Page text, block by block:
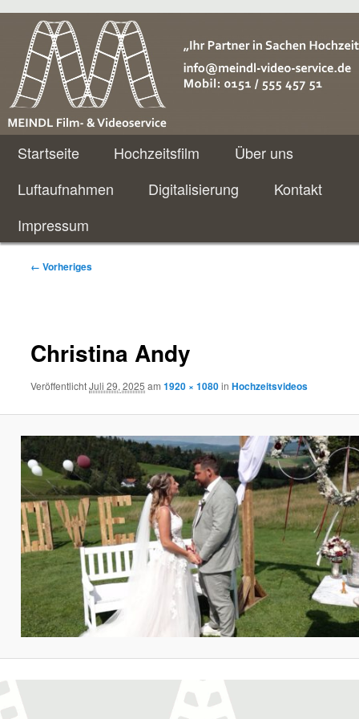
Meindl Video Service
Hauptmenü
Zum
primären
springen
Startseite Hochzeitsfilm
Über uns
Luftaufnahmen
Digitalisierung
Kontakt
Impressum
Bilder-
← Vorheriges
Christina Andy
VeröffentlichtJuli 29, 2025 am 1920 × 1080in Hochzeitsvideos